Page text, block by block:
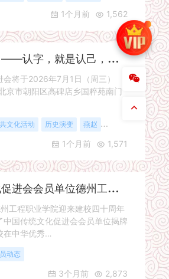
1个月前 1,562
「
以字为师」——认字，就是认己，中国传统文化大讲堂线下活动预告
将于2026年7月1日（周三）
市朝阳区高碑店乡国粹苑南门
文化活动 历史演变 燕赵 经典解读 行业资
1个月前 1,571
中
国传统文化促进会会员单位德州工程职业学院揭牌仪式顺利举行
程职业学院迎来建校四十周年
中国传统文化促进会会员单位揭牌
在中华优秀…
动态
3个月前 2,873